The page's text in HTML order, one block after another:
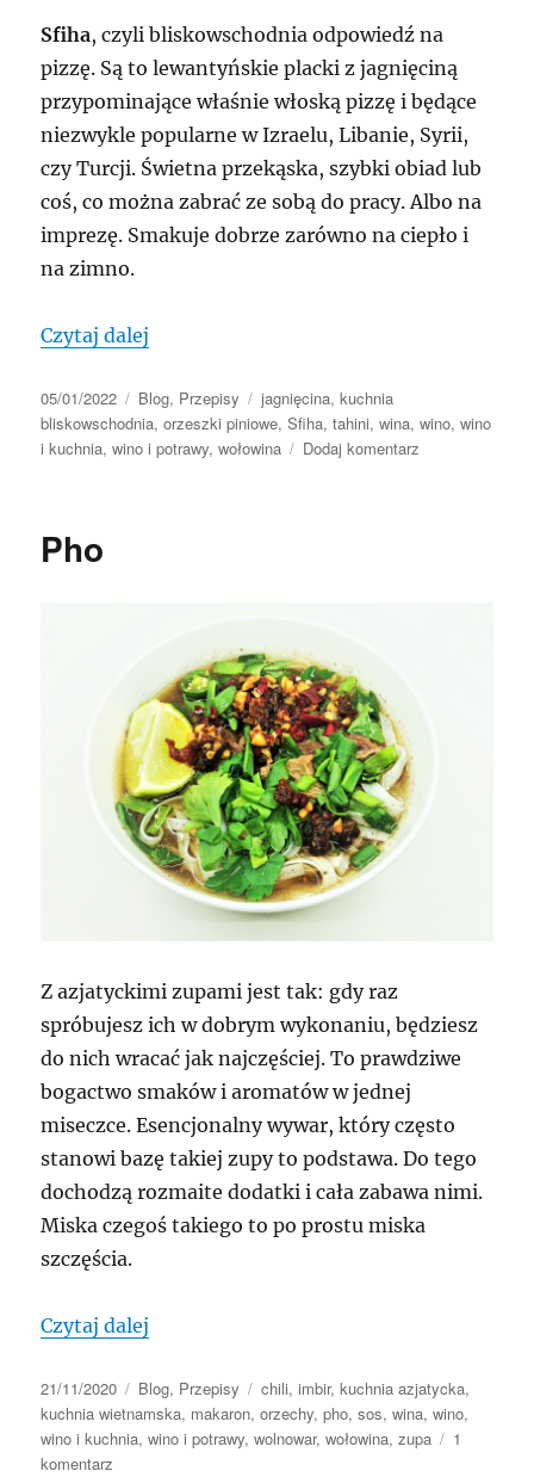
Sfiha, czyli bliskowschodnia odpowiedź na
pizzę. Są to lewantyńskie placki z jagnięciną
przypominające właśnie włoską pizzę i będące
niezwykle popularne w Izraelu, Libanie, Syrii,
czy Turcji. Świetna przekąska, szybki obiad lub
coś, co można zabrać ze sobą do pracy. Albo na
imprezę. Smakuje dobrze zarówno na ciepło i
na zimno.
Czytaj dalej
Data
publikacji
05/01/2022 Kategorie
Blog, Przepisy Tagi
jagnięcina,kuchnia
bliskowschodnia,orzeszki piniowe,Sfiha,tahini,wina,wino,wino
i kuchnia,wino i potrawy,wołowina Dodaj komentarz
Pho
Z azjatyckimi zupami jest tak: gdy raz
spróbujesz ich w dobrym wykonaniu, będziesz
do nich wracać jak najczęściej. To prawdziwe
bogactwo smaków i aromatów w jednej
miseczce. Esencjonalny wywar, który często
stanowi bazę takiej zupy to podstawa. Do tego
dochodzą rozmaite dodatki i cała zabawa nimi.
Miska czegoś takiego to po prostu miska
szczęścia.
Czytaj dalej
Data
publikacji
21/11/2020 Kategorie
Blog, Przepisy Tagi
chili,imbir,kuchnia azjatycka,
kuchnia wietnamska, makaron,orzechy,pho,sos,wina,wino,
wino i kuchnia,wino i potrawy,wolnowar,wołowina,zupa
1
komentarz